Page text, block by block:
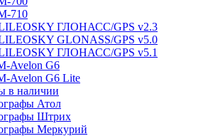
710
ГЛОНАСС/GPS v2.3
GLONASS/GPS v5.0
ГЛОНАСС/GPS v5.1
Avelon G6
Avelon G6 Lite
в наличии
Атол
Штрих
Меркурий